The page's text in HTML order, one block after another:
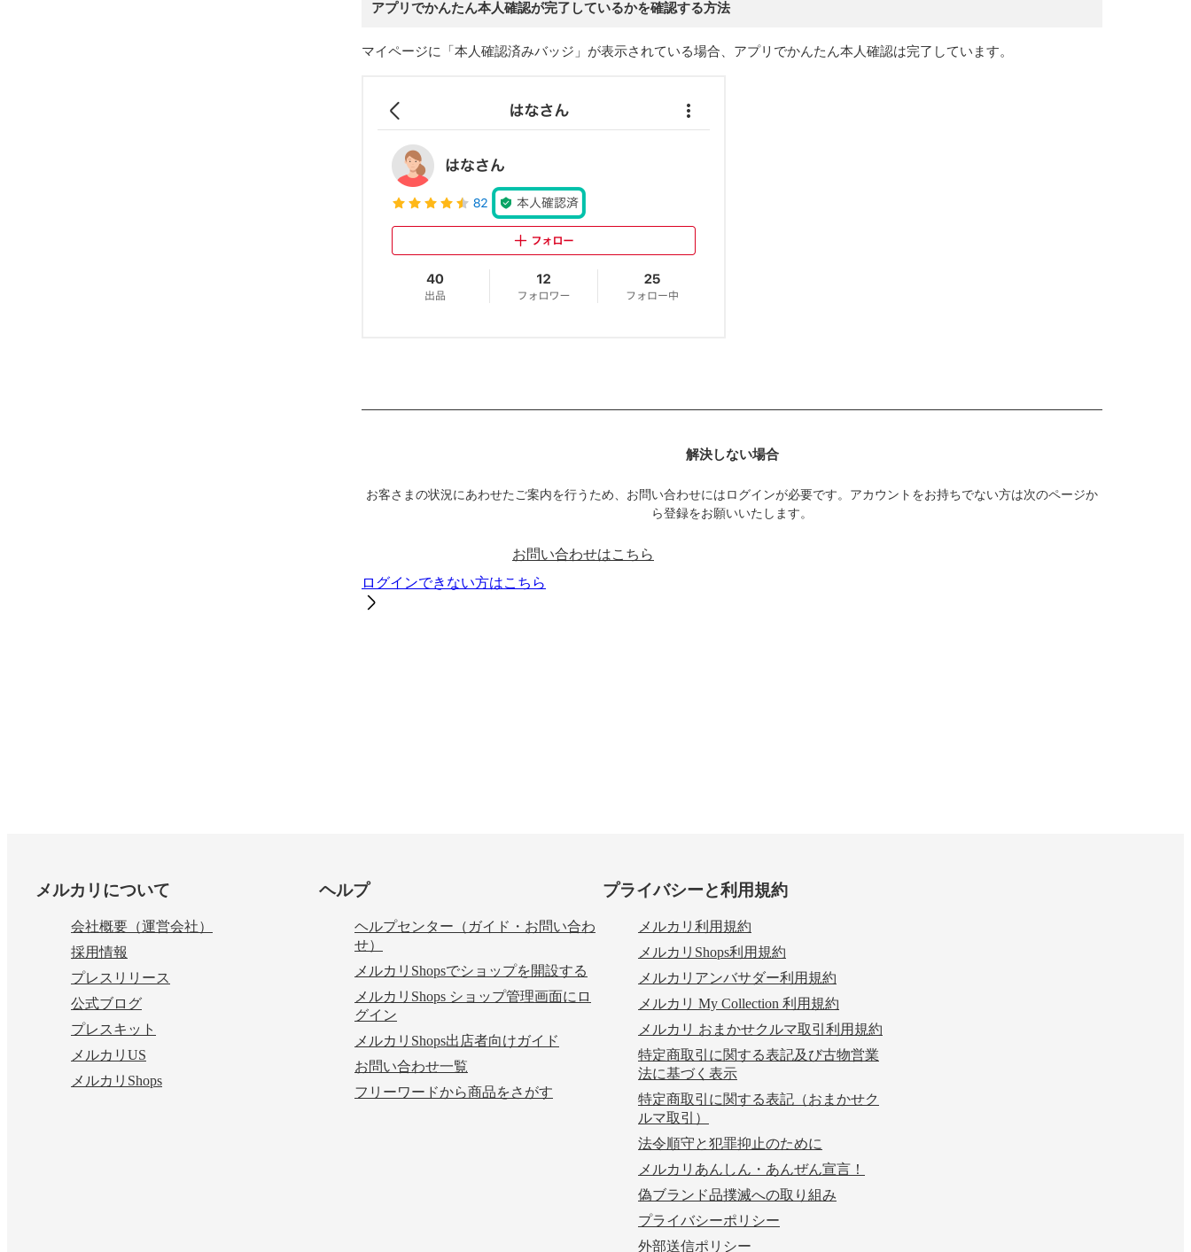
アプリでかんたん本人確認が完了しているかを確認する方法
マイページに「本人確認済みバッジ」が表示されている場合、アプリでかんたん本人確認は完了しています。
解決しない場合
お客さまの状況にあわせたご案内を行うため、お問い合わせにはログインが必要です。アカウントをお持ちでない方は次のページか
ら登録をお願いいたします。
お問い合わせはこちら
ログインできない方はこちら
メルカリについて
会社概要（運営会社）
採用情報
プレスリリース
公式ブログ
プレスキット
メルカリUS
メルカリShops
ヘルプ
ヘルプセンター（ガイド・お問い合わ
せ）
メルカリShopsでショップを開設する
メルカリShops ショップ管理画面にロ
グイン
メルカリShops出店者向けガイド
お問い合わせ一覧
フリーワードから商品をさがす
プライバシーと利用規約
メルカリ利用規約
メルカリShops利用規約
メルカリアンバサダー利用規約
メルカリ My Collection 利用規約
メルカリ おまかせクルマ取引利用規約
特定商取引に関する表記及び古物営業
法に基づく表示
特定商取引に関する表記（おまかせク
ルマ取引）
法令順守と犯罪抑止のために
メルカリあんしん・あんぜん宣言！
偽ブランド品撲滅への取り組み
プライバシーポリシー
外部送信ポリシー